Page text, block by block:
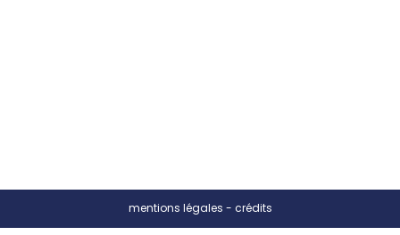
mentions légales - crédits